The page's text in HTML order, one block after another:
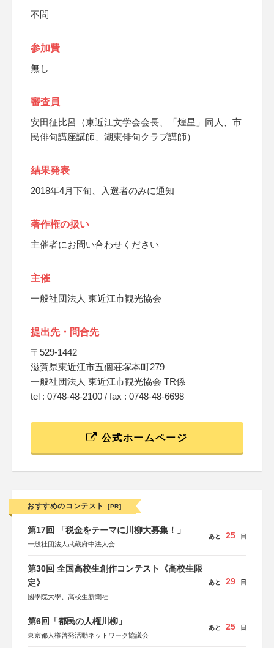
不問
参加費
無し
審査員
安田征比呂（東近江文学会会長、「煌星」同人、市
民俳句講座講師、湖東俳句クラブ講師）
結果発表
2018年4月下旬、入選者のみに通知
著作権の扱い
主催者にお問い合わせください
主催
一般社団法人 東近江市観光協会
提出先・問合先
〒529-1442
滋賀県東近江市五個荘塚本町279
一般社団法人 東近江市観光協会 TR係
tel : 0748-48-2100 / fax : 0748-48-6698
公式ホームページ
おすすめのコンテスト [PR]
第17回 「税金をテーマに川柳大募集！」
一般社団法人武蔵府中法人会
あと 25 日
第30回 全国高校生創作コンテスト《高校生限
定》
國學院大學、高校生新聞社
あと 29 日
第6回「都民の人権川柳」
東京都人権啓発活動ネットワーク協議会
あと 25 日